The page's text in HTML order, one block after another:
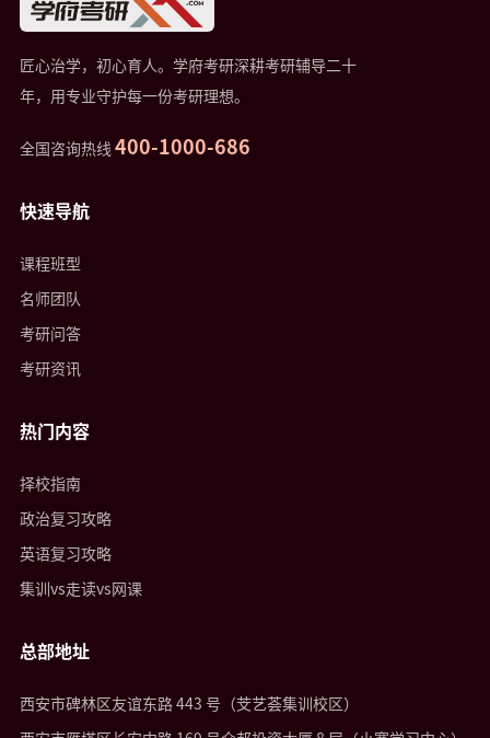
匠心治学，初心育人。学府考研深耕考研辅导二十
年，用专业守护每一份考研理想。
全国咨询热线400-1000-686
快速导航
课程班型
名师团队
考研问答
考研资讯
热门内容
择校指南
政治复习攻略
英语复习攻略
集训vs走读vs网课
总部地址
西安市碑林区友谊东路 443 号（芠艺荟集训校区）